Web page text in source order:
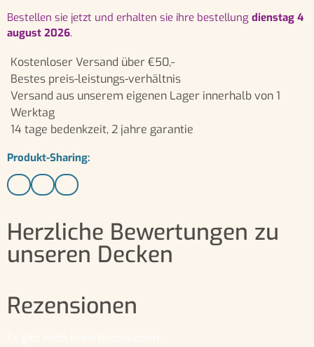
bestellen sie jetzt und erhalten sie ihre bestellung dienstag 4
august 2026.
Kostenloser Versand über €50,-
Bestes preis-leistungs-verhältnis
Versand aus unserem eigenen Lager innerhalb von 1
Werktag
14 tage bedenkzeit, 2 jahre garantie
Produkt-Sharing:
Herzliche Bewertungen zu
unseren Decken
Rezensionen